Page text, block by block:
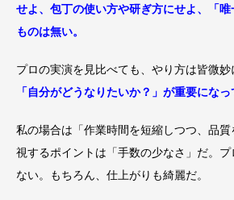
せよ、包丁の使い方や研ぎ方にせよ、「唯
ものは無い。
プロの実演を見比べても、やり方は皆微妙
「自分がどうなりたいか？」が重要になっ
私の場合は「作業時間を短縮しつつ、品
視するポイントは「手数の少なさ」だ。
ない。もちろん、仕上がりも綺麗だ。